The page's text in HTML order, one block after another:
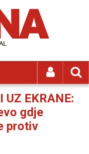
UZ EKRANE:
gdje
protiv